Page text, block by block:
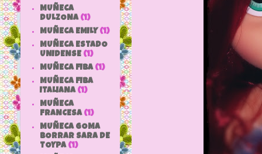
MUÑECA
DULZONA (1)
MUÑECA EMILY (1)
MUÑECA ESTADO
UNIDENSE (1)
MUÑECA FIBA (1)
MUÑECA FIBA
ITALIANA (1)
MUÑECA
FRANCESA (1)
MUÑECA GOMA
BORRAR SARA DE
TOYPA (1)